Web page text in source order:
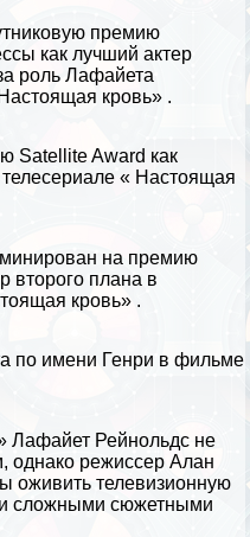
премию
как лучший актер
роль Лафайета
кровь» .
Satellite Award как
« Настоящая
на премию
второго плана в
кровь» .
по имени Генри в фильме
Лафайет Рейнольдс не
однако режиссер Алан
оживить телевизионную
сложными сюжетными